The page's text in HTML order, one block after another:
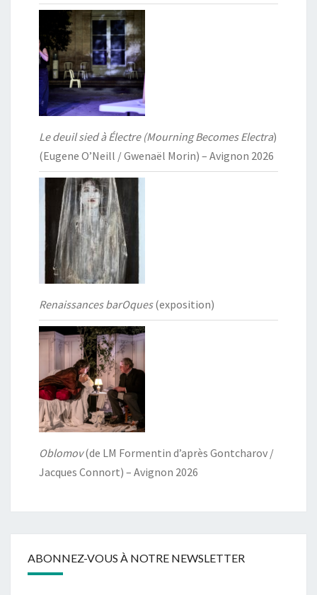
Le deuil sied à Électre (Mourning Becomes Electra)
(Eugene O’Neill / Gwenaël Morin) – Avignon 2026
Renaissances barOques(exposition)
Oblomov(de LM Formentin d’après Gontcharov /
Jacques Connort) – Avignon 2026
ABONNEZ-VOUS À NOTRE NEWSLETTER